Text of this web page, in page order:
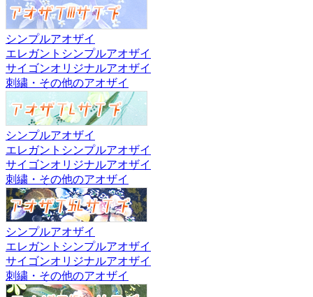
シンプルアオザイ
エレガントシンプルアオザイ
サイゴンオリジナルアオザイ
刺繍・その他のアオザイ
シンプルアオザイ
エレガントシンプルアオザイ
サイゴンオリジナルアオザイ
刺繍・その他のアオザイ
シンプルアオザイ
エレガントシンプルアオザイ
サイゴンオリジナルアオザイ
刺繍・その他のアオザイ